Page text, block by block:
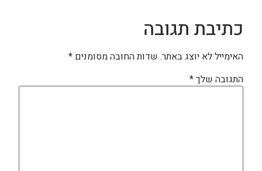
כתיבת תגובה
האימייל לא יוצג באתר. שדות החובה מסומנים *
התגובה שלך*